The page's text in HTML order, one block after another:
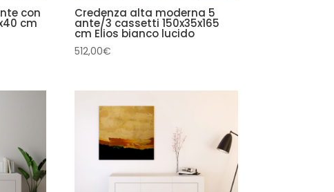
con
cm
Credenza alta moderna 5
ante/3 cassetti 150x35x165
cm Elios bianco lucido
512,00€